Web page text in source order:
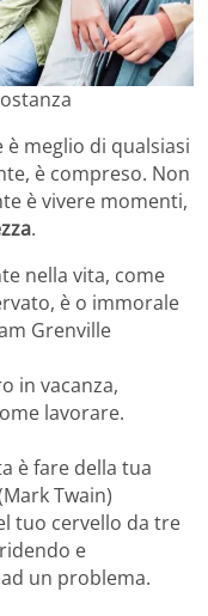
meglio di qualsiasi
è compreso. Non
è vivere momenti,
.
nella vita, come
è o immorale
Grenville
in vacanza,
lavorare.
è fare della tua
Twain)
tuo cervello da tre
e
un problema.